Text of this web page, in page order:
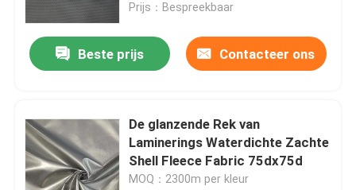
Producten
Prijs：Bespreekbaar
Beste prijs Contacteer ons
De glanzende Rek van
Laminerings Waterdichte Zachte
Shell Fleece Fabric 75dx75d
MOQ：2300m per kleur